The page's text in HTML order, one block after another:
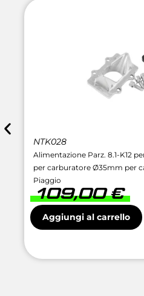
NTK028
Alimentazione Parz. 8.1-K12
per carburatore Ø35mm per
Piaggio
109,00€
Aggiungi al carrello